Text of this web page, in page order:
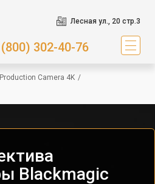
Лесная ул., 20 стр.3
302-40-76
Production Camera 4K /
Blackmagic